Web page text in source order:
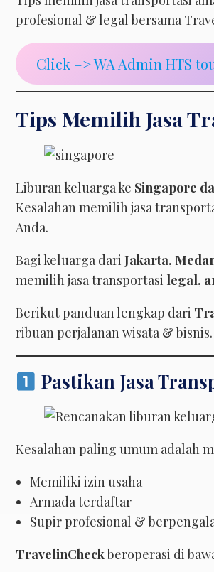
profesional & legal bersama
Click –> WA Admin HTS
Tips Memilih Jasa
Liburan keluarga ke Singapore
Kesalahan memilih jasa
Anda.
Bagi keluarga dari Jakarta,
memilih jasa transportasi legal,
Berikut panduan lengkap dari
ribuan perjalanan wisata & bisnis.
Pastikan Jasa
Kesalahan paling umum adalah
Memiliki izin usaha
Armada terdaftar
Supir profesional &
TravelinCheckberoperasi di